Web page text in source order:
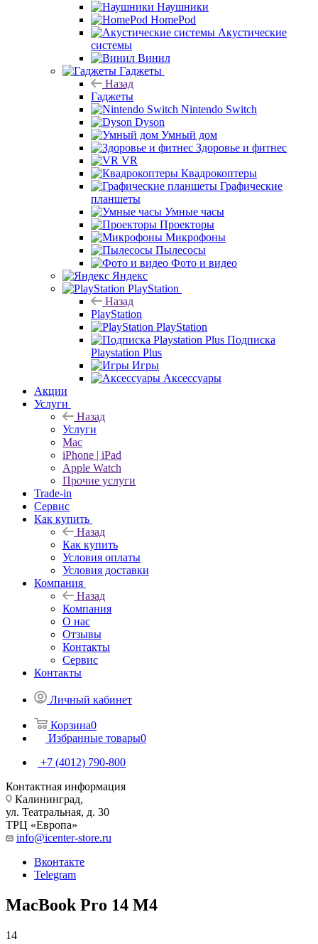
Наушники
HomePod
Акустические
системы
Винил
Гаджеты
Назад
Гаджеты
Nintendo Switch
Dyson
Умный дом
Здоровье и фитнес
VR
Квадрокоптеры
Графические
планшеты
Умные часы
Проекторы
Микрофоны
Пылесосы
Фото и видео
Яндекс
PlayStation
Назад
PlayStation
PlayStation
Подписка
Playstation Plus
Игры
Аксессуары
Акции
Услуги
Назад
Услуги
Mac
iPhone | iPad
Apple Watch
Прочие услуги
Trade-in
Сервис
Как купить
Назад
Как купить
Условия оплаты
Условия доставки
Компания
Назад
Компания
О нас
Отзывы
Контакты
Сервис
Контакты
Личный кабинет
Корзина0
Избранные товары0
+7 (4012) 790-800
Контактная информация
Калининград,
ул. Театральная, д. 30
ТРЦ «Европа»
info@icenter-store.ru
Вконтакте
Telegram
MacBook Pro 14 M4
14